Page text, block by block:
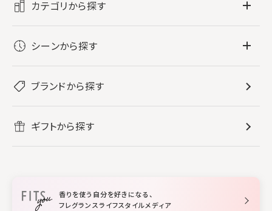
カテゴリから探す
レディース香水
メンズ香水
ボディミスト・スプレー
すべてのバス・ボディケア
ボディ・ハンドクリーム
入浴剤
ホームフレグランス
すべてのホームフレグランス
ルームフレグランス
スタイリング
シーンから探す
リフレッシュしたい
ブランドから探す
ギフトから探す
香りを使う自分を好きになる、
フレグランスライフスタイルメディア